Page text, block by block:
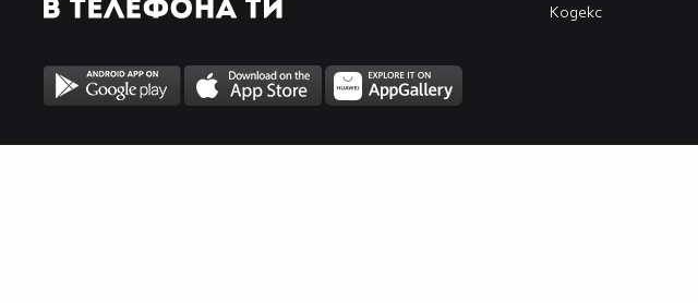
Кодекс